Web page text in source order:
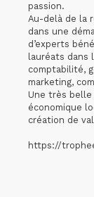
passion.
Au-delà de la
dans une
d’experts
lauréats dans
comptabilité,
marketing,
Une très
économique
création de
https://